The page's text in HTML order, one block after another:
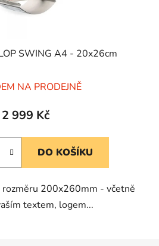
SWING A4 - 20x26cm
hodnocení
produktu
5,0
hvězdiček.
NA PRODEJNĚ
2 999 Kč
DO KOŠÍKU
rozměru 200x260mm - včetně
textem, logem...